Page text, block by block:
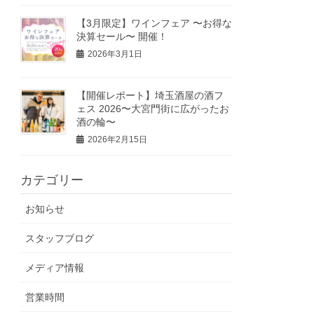
【3月限定】ワインフェア 〜お得な
決算セール〜 開催！
2026年3月1日
【開催レポート】埼玉酒屋の酒フ
ェス 2026〜大宮門街に広がったお
酒の輪〜
2026年2月15日
カテゴリー
お知らせ
スタッフブログ
メディア情報
営業時間